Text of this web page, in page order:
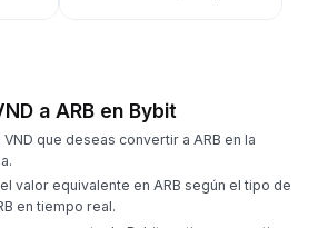
a ARB en Bybit
que deseas convertir a ARB en la
valor equivalente en ARB según el tipo de
en tiempo real.